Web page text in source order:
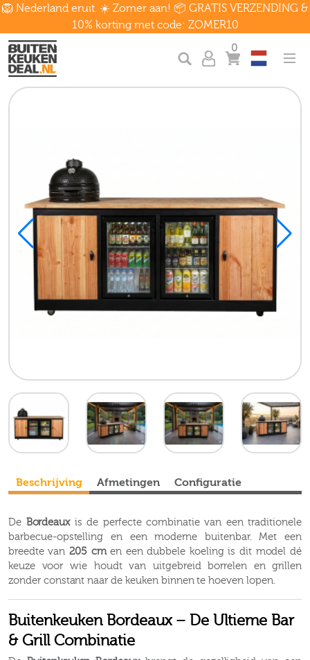
🦁 Nederland eruit. ☀️ Zomer aan! 📦 GRATIS VERZENDING &
10% korting met code: ZOMER10
0
Beschrijving Afmetingen Configuratie
De Bordeauxis de perfecte combinatie van een traditionele
barbecue-opstelling en een moderne buitenbar. Met een
breedte van205 cmen een dubbele koeling is dit model dé
keuze voor wie houdt van uitgebreid borrelen en grillen
zonder constant naar de keuken binnen te hoeven lopen.
Buitenkeuken Bordeaux – De Ultieme Bar
& Grill Combinatie